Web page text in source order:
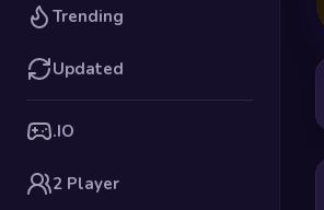
Trending
Updated
.IO
2 Player